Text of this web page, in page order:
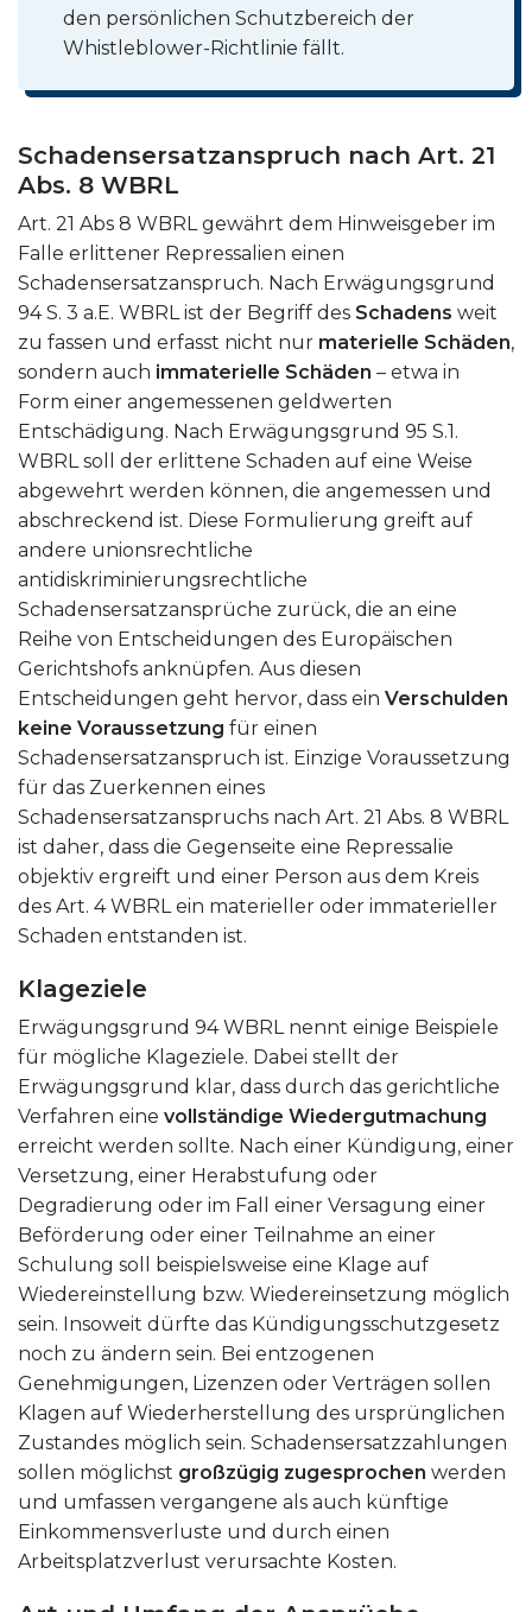
den persönlichen Schutzbereich der
Whistleblower-Richtlinie fällt.
Schadensersatzanspruch nach Art. 21
Abs. 8 WBRL
Art. 21 Abs 8 WBRL gewährt dem Hinweisgeber im
Falle erlittener Repressalien einen
Schadensersatzanspruch. Nach Erwägungsgrund
94 S. 3 a.E. WBRL ist der Begriff des Schadens weit
zu fassen und erfasst nicht nur materielle Schäden,
sondern auch immaterielle Schäden – etwa in
Form einer angemessenen geldwerten
Entschädigung. Nach Erwägungsgrund 95 S.1.
WBRL soll der erlittene Schaden auf eine Weise
abgewehrt werden können, die angemessen und
abschreckend ist. Diese Formulierung greift auf
andere unionsrechtliche
antidiskriminierungsrechtliche
Schadensersatzansprüche zurück, die an eine
Reihe von Entscheidungen des Europäischen
Gerichtshofs anknüpfen. Aus diesen
Entscheidungen geht hervor, dass ein Verschulden
keine Voraussetzung für einen
Schadensersatzanspruch ist. Einzige Voraussetzung
für das Zuerkennen eines
Schadensersatzanspruchs nach Art. 21 Abs. 8 WBRL
ist daher, dass die Gegenseite eine Repressalie
objektiv ergreift und einer Person aus dem Kreis
des Art. 4 WBRL ein materieller oder immaterieller
Schaden entstanden ist.
Klageziele
Erwägungsgrund 94 WBRL nennt einige Beispiele
für mögliche Klageziele. Dabei stellt der
Erwägungsgrund klar, dass durch das gerichtliche
Verfahren eine vollständige Wiedergutmachung
erreicht werden sollte. Nach einer Kündigung, einer
Versetzung, einer Herabstufung oder
Degradierung oder im Fall einer Versagung einer
Beförderung oder einer Teilnahme an einer
Schulung soll beispielsweise eine Klage auf
Wiedereinstellung bzw. Wiedereinsetzung möglich
sein. Insoweit dürfte das Kündigungsschutzgesetz
noch zu ändern sein. Bei entzogenen
Genehmigungen, Lizenzen oder Verträgen sollen
Klagen auf Wiederherstellung des ursprünglichen
Zustandes möglich sein. Schadensersatzzahlungen
sollen möglichst großzügig zugesprochen werden
und umfassen vergangene als auch künftige
Einkommensverluste und durch einen
Arbeitsplatzverlust verursachte Kosten.